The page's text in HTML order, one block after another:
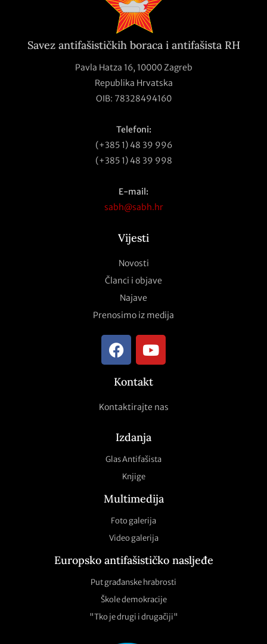
Savez antifašističkih boraca i antifašista RH
Pavla Hatza 16, 10000 Zagreb
Republika Hrvatska
OIB: 78328494160
Telefoni:
(+385 1) 48 39 996
(+385 1) 48 39 998
E-mail:
sabh@sabh.hr
Vijesti
Novosti
Članci i objave
Najave
Prenosimo iz medija
Kontakt
Kontaktirajte nas
Izdanja
Glas Antifašista
Knjige
Multimedija
Foto galerija
Video galerija
Europsko antifašističko nasljeđe
Put građanske hrabrosti
Škole demokracije
"Tko je drugi i drugačiji"